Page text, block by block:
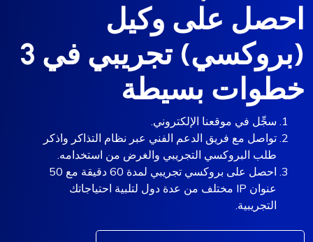
احصل على وكيل
(بروكسي) تجريبي في 3
خطوات بسيطة
سجِّل في موقعنا الإلكتروني.
تواصل مع فريق الدعم الفني عبر نظام التذاكر واذكر
طلب البروكسي التجريبي والغرض من استخدامه.
احصل على بروكسي تجريبي لمدة 60 دقيقة مع 50
عنوان IP مختلف من عدة دول لتلبية احتياجاتك
التجريبية.